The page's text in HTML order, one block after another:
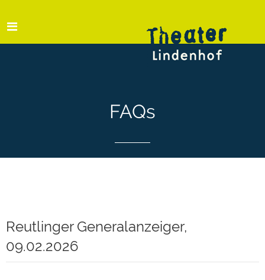
FAQs
Reutlinger Generalanzeiger,
09.02.2026